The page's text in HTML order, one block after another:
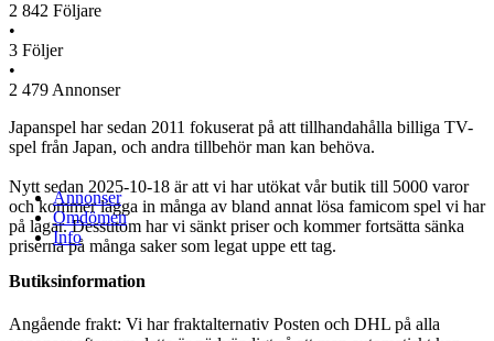
2 842 Följare
•
3 Följer
•
2 479Annonser
Japanspel har sedan 2011 fokuserat på att tillhandahålla billiga TV-
spel från Japan, och andra tillbehör man kan behöva.
Nytt sedan 2025-10-18 är att vi har utökat vår butik till 5000 varor
och kommer lägga in många av bland annat lösa famicom spel vi har
på lagar. Dessutom har vi sänkt priser och kommer fortsätta sänka
priserna på många saker som legat uppe ett tag.
Annonser
Omdömen
Info
Butiksinformation
Angående frakt: Vi har fraktalternativ Posten och DHL på alla